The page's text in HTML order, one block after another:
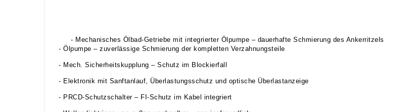
- Mechanisches Ölbad-Getriebe mit integrierter Ölpumpe – dauerhafte Schmierung des Ankerritzels
- Ölpumpe – zuverlässige Schmierung der kompletten Verzahnungsteile
- Mech. Sicherheitskupplung – Schutz im Blockierfall
- Elektronik mit Sanftanlauf, Überlastungsschutz und optische Überlastanzeige
- PRCD-Schutzschalter – FI-Schutz im Kabel integriert